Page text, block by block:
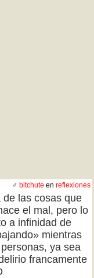
♂ bitchute en reflexiones
las cosas que
el mal, pero lo
a infinidad de
mientras
ya sea
francamente